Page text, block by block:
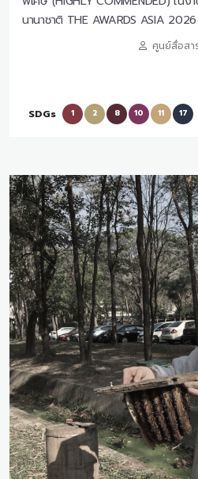
นานาชาติ THE AWARDS ASIA 2026
ศูนย์สื่อสา
SDGs 1 2 8 10 11 17